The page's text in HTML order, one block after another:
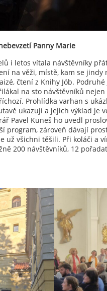
Panny Marie
i letos vítala návštěvníky
na věži, místě, kam se
čtení z Knihy Jób.
na sto návštěvníků
Prohlídka varhan s
ukazují a jejich výklad je
Pavel Kuneš ho uvedl
program, zároveň dávají
už všichni těšili. Při koláči a
200 návštěvníků, 12